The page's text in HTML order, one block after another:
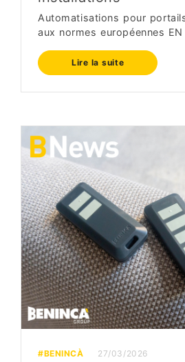
Automatisations pour
aux normes européennes
Lire la suite
#BENINCÀ 27/03/2026